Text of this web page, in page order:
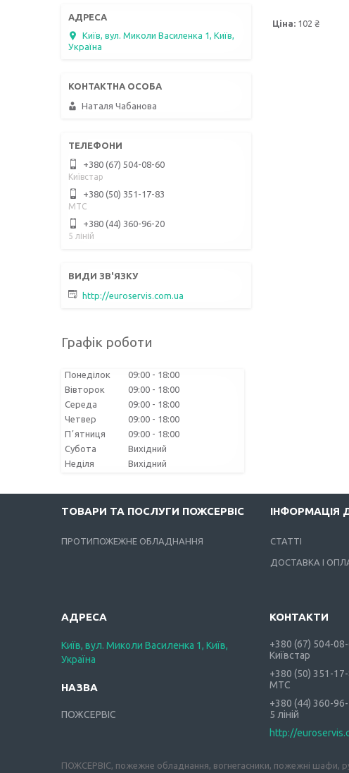
Ціна: 102 ₴
Київ, вул. Миколи Василенка 1, Київ,
Україна
Наталя Чабанова
+380 (67) 504-08-60
Київстар
+380 (50) 351-17-83
МТС
+380 (44) 360-96-20
5 ліній
http://euroservis.com.ua
Графік роботи
Понеділок 09:00
18:00
Вівторок
09:00
18:00
Середа
09:00
18:00
Четвер
09:00
18:00
Пʼятниця
09:00
18:00
Субота
Вихідний
Неділя
Вихідний
ТОВАРИ ТА ПОСЛУГИ ПОЖСЕРВІС
ПРОТИПОЖЕЖНЕ ОБЛАДНАННЯ
ІНФОРМАЦІЯ
СТАТТІ
ДОСТАВКА І
Київ, вул. Миколи Василенка 1, Київ,
Україна
ПОЖСЕРВІС
+380 (67) 504-
Київстар
+380 (50) 351-
МТС
+380 (44) 360-
5 ліній
http://
ПОЖСЕРВІС, пожежне обладнання, вогнегасники, пожежні шафи,